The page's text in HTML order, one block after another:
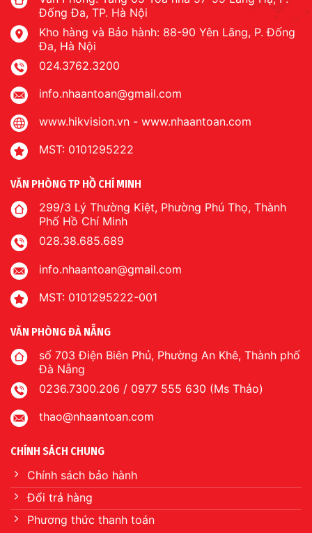
Đống Đa, TP. Hà Nội
Kho hàng và Bảo hành: 88-90 Yên Lãng, P. Đống
Đa, Hà Nội
024.3762.3200
info.nhaantoan@gmail.com
www.hikvision.vn - www.nhaantoan.com
MST: 0101295222
VĂN PHÒNG TP HỒ CHÍ MINH
299/3 Lý Thường Kiệt, Phường Phú Thọ, Thành
Phố Hồ Chí Minh
028.38.685.689
info.nhaantoan@gmail.com
MST: 0101295222-001
VĂN PHÒNG ĐÀ NẴNG
số 703 Điện Biên Phủ, Phường An Khê, Thành phố
Đà Nẵng
0236.7300.206 / 0977 555 630 (Ms Thảo)
thao@nhaantoan.com
CHÍNH SÁCH CHUNG
Chính sách bảo hành
Đổi trả hàng
Phương thức thanh toán